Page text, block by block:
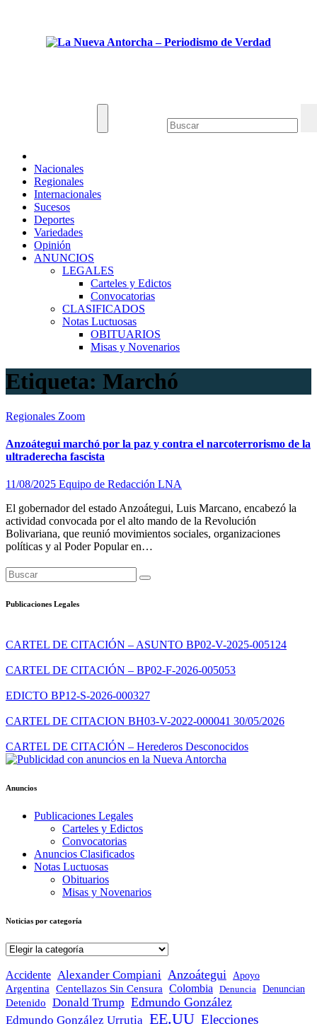
contenido
Nacionales
Regionales
Internacionales
Sucesos
Deportes
Variedades
Opinión
ANUNCIOS
LEGALES
Carteles y Edictos
Convocatorias
CLASIFICADOS
Notas Luctuosas
OBITUARIOS
Misas y Novenarios
Etiqueta: Marchó
Regionales Zoom
Anzoátegui marchó por la paz y contra el narcoterrorismo de la
ultraderecha fascista
11/08/2025 Equipo de Redacción LNA
El gobernador del estado Anzoátegui, Luis Marcano, encabezó la
actividad convocada por el alto mando de la Revolución
Bolivariana, que reunió movimientos sociales, organizaciones
políticas y al Poder Popular en…
Publicaciones Legales
CARTEL DE CITACIÓN – ASUNTO BP02-V-2025-005124
CARTEL DE CITACIÓN – BP02-F-2026-005053
EDICTO BP12-S-2026-000327
CARTEL DE CITACION BH03-V-2022-000041 30/05/2026
CARTEL DE CITACIÓN – Herederos Desconocidos
Anuncios
Publicaciones Legales
Carteles y Edictos
Convocatorias
Anuncios Clasificados
Notas Luctuosas
Obituarios
Misas y Novenarios
Noticias por categoría
Noticias
categoría
Accidente Alexander Compiani Anzoátegui Apoyo
Argentina Centellazos Sin Censura Colombia Denuncia Denuncian
Detenido
Donald Trump Edmundo González
Edmundo González Urrutia EE.UU Elecciones